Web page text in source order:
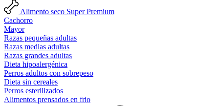
Alimento seco Super Premium
Cachorro
Mayor
Razas pequeñas adultas
Razas medias adultas
Razas grandes adultas
Dieta hipoalergénica
Perros adultos con sobrepeso
Dieta sin cereales
Perros esterilizados
Alimentos prensados en frio